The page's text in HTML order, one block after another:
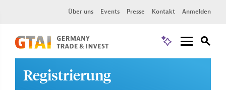
Über uns Events Presse Kontakt Anmelden
Registrierung